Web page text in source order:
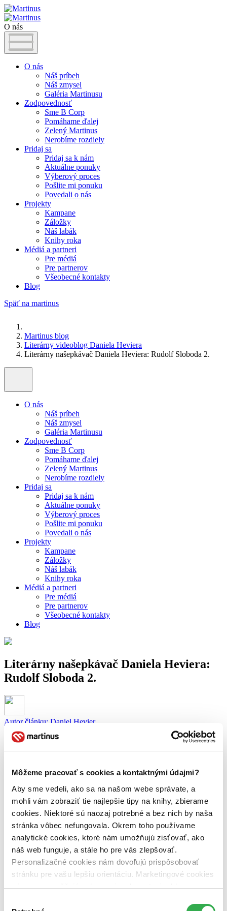
Môžeme pracovať s cookies a kontaktnými údajmi?
Aby sme vedeli, ako sa na našom webe správate, a
mohli vám zobraziť tie najlepšie tipy na knihy, zbierame
cookies. Niektoré sú naozaj potrebné a bez nich by naša
stránka vôbec nefungovala. Okrem toho používame
analytické cookies, ktoré nám umožňujú zisťovať, ako
náš web funguje, a stále ho pre vás zlepšovať.
Personalizačné cookies nám dovoľujú prispôsobovať
stránku pre vašu lepšiu orientáciu. Marketingové cookies
nám zas umožňujú zobrazenie relevantnej reklamy.
O nás
O nás
Náš príbeh
Náš zmysel
Galéria Martinusu
Zodpovednosť
Sme B Corp
Pomáhame ďalej
Zelený Martinus
Nerobíme rozdiely
Pridaj sa
Pridaj sa k nám
Aktuálne ponuky
Výberový proces
Pošlite mi ponuku
Povedali o nás
Projekty
Kampane
Záložky
Náš labák
Knihy roka
Médiá a partneri
Pre médiá
Pre partnerov
Všeobecné kontakty
Blog
Späť na martinus
Martinus blog
Literárny videoblog Daniela Heviera
Literárny našepkávač Daniela Heviera: Rudolf Sloboda 2.
O nás
Náš príbeh
Náš zmysel
Galéria Martinusu
Zodpovednosť
Sme B Corp
Pomáhame ďalej
Zelený Martinus
Nerobíme rozdiely
Pridaj sa
Pridaj sa k nám
Aktuálne ponuky
Výberový proces
Pošlite mi ponuku
Povedali o nás
Projekty
Kampane
Záložky
Náš labák
Knihy roka
Médiá a partneri
Pre médiá
Pre partnerov
Všeobecné kontakty
Blog
Literárny našepkávač Daniela Heviera:
Rudolf Sloboda 2.
Autor článku: Daniel Hevier
Článok vyšiel:
Zdieľať článok: